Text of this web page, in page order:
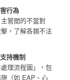
行為
管間的不當對
，了解各類不法
持機制
理流程圖」，包
（如 EAP、心